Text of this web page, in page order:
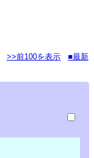
>>前100を表示
■最新